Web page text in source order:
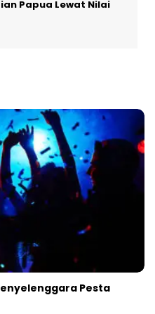
Papua Lewat Nilai
Pesta